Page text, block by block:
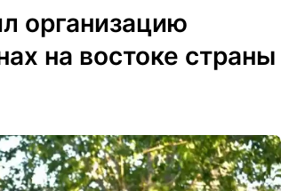
организацию
на востоке страны